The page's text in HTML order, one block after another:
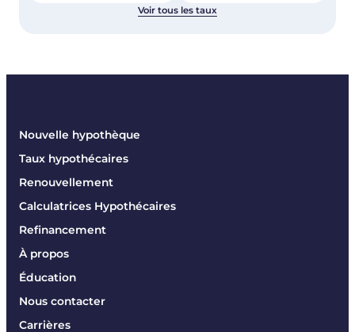
Voir tous les taux
Nouvelle hypothèque
Taux hypothécaires
Renouvellement
Calculatrices Hypothécaires
Refinancement
À propos
Éducation
Nous contacter
Carrières